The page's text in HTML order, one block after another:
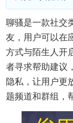
聊骚是一款社交
友，用户可以在
方式与陌生人开
者寻求帮助建议
隐私，让用户更
题频道和群组，